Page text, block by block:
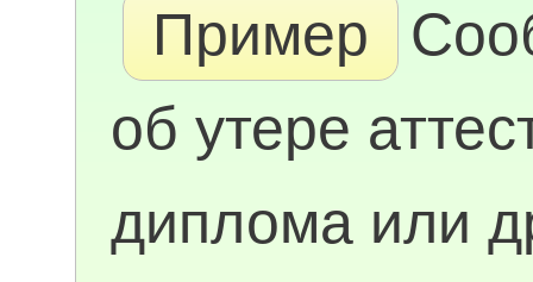
Пример
об утере
диплома или